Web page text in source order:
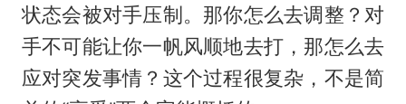
状态会被对手压制。那你怎么去调整？对
手不可能让你一帆风顺地去打，那怎么去
应对突发事情？这个过程很复杂，不是简